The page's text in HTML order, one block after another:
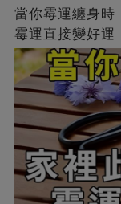
當你霉運纏身時
霉運直接變好運